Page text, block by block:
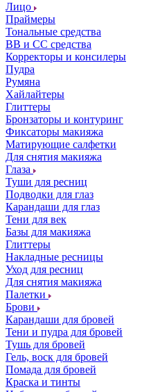
Лицо
Праймеры
Тональные средства
ВВ и СС средства
Корректоры и консилеры
Пудра
Румяна
Хайлайтеры
Глиттеры
Бронзаторы и контуринг
Фиксаторы макияжа
Матирующие салфетки
Для снятия макияжа
Глаза
Туши для ресниц
Подводки для глаз
Карандаши для глаз
Тени для век
Базы для макияжа
Глиттеры
Накладные ресницы
Уход для ресниц
Для снятия макияжа
Палетки
Брови
Карандаши для бровей
Тени и пудра для бровей
Тушь для бровей
Гель, воск для бровей
Помада для бровей
Краска и тинты